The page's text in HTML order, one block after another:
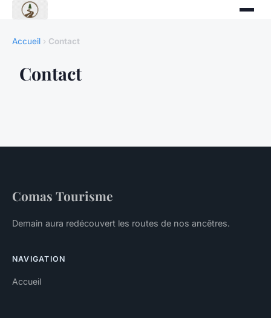
Accueil › Contact
Contact
Comas Tourisme
Demain aura redécouvert les routes de nos ancêtres.
NAVIGATION
Accueil